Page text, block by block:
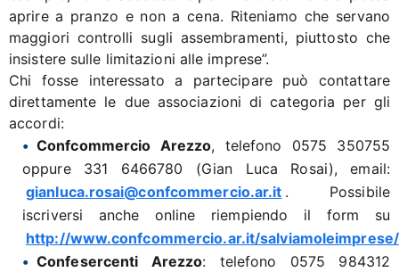
aprire a pranzo e non a cena. Riteniamo che servano
maggiori controlli sugli assembramenti, piuttosto che
insistere sulle limitazioni alle imprese”.
Chi fosse interessato a partecipare può contattare
direttamente le due associazioni di categoria per gli
accordi:
Confcommercio Arezzo, telefono 0575 350755
oppure 331 6466780 (Gian Luca Rosai), email:
gianluca.rosai@confcommercio.ar.it . Possibile
iscriversi anche online riempiendo il form su
http://www.confcommercio.ar.it/salviamoleimprese/
Confesercenti Arezzo: telefono 0575 984312